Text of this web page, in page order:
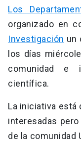
Los
organizado en
Investigación un
los días
comunidad e
científica.
La iniciativa está
interesadas
de la comunidad